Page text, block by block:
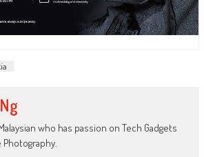
who has passion on Tech Gadgets
Photography.